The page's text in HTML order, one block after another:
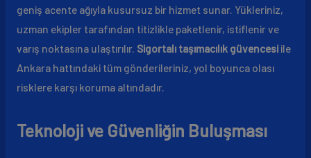
geniş acente ağıyla kusursuz bir hizmet sunar. Yükleriniz,
uzman ekipler tarafından titizlikle paketlenir, istiflenir ve
varış noktasına ulaştırılır. Sigortalı taşımacılık güvencesiile
Ankara hattındaki tüm gönderileriniz, yol boyunca olası
risklere karşı koruma altındadır.
Teknoloji ve Güvenliğin Buluşması